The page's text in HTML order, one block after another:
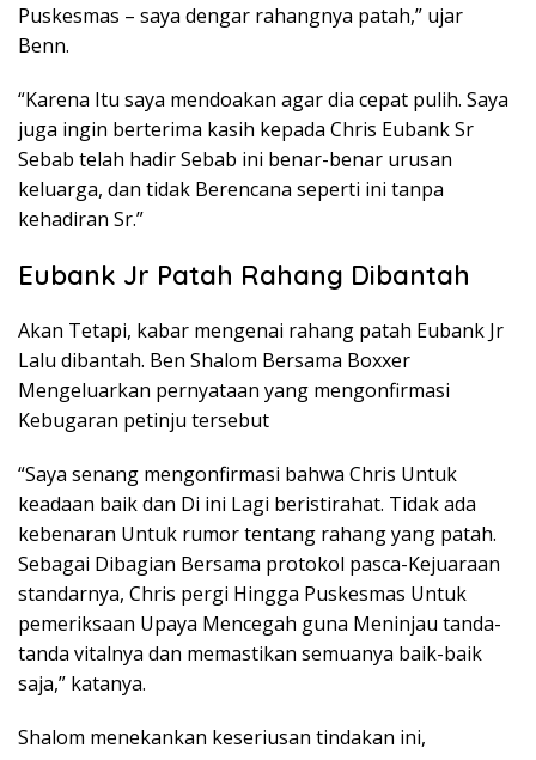
Puskesmas – saya dengar rahangnya patah,” ujar
Benn.
“Karena Itu saya mendoakan agar dia cepat pulih. Saya
juga ingin berterima kasih kepada Chris Eubank Sr
Sebab telah hadir Sebab ini benar-benar urusan
keluarga, dan tidak Berencana seperti ini tanpa
kehadiran Sr.”
Eubank Jr Patah Rahang Dibantah
Akan Tetapi, kabar mengenai rahang patah Eubank Jr
Lalu dibantah. Ben Shalom Bersama Boxxer
Mengeluarkan pernyataan yang mengonfirmasi
Kebugaran petinju tersebut
“Saya senang mengonfirmasi bahwa Chris Untuk
keadaan baik dan Di ini Lagi beristirahat. Tidak ada
kebenaran Untuk rumor tentang rahang yang patah.
Sebagai Dibagian Bersama protokol pasca-Kejuaraan
standarnya, Chris pergi Hingga Puskesmas Untuk
pemeriksaan Upaya Mencegah guna Meninjau tanda-
tanda vitalnya dan memastikan semuanya baik-baik
saja,” katanya.
Shalom menekankan keseriusan tindakan ini,